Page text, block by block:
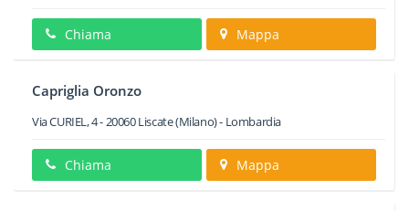
Chiama Mappa
Capriglia Oronzo
Via CURIEL, 4-20060Liscate(Milano) - Lombardia
Chiama Mappa